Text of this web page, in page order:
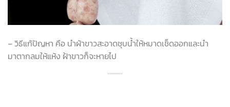
– วิธีแก้ปัญหา คือ นำผ้าขาวสะอาดชุบน้ำให้หมาดเช็ดออกและนำ
มาตากลมให้แห้ง ฝ้าขาวก็จะหายไป